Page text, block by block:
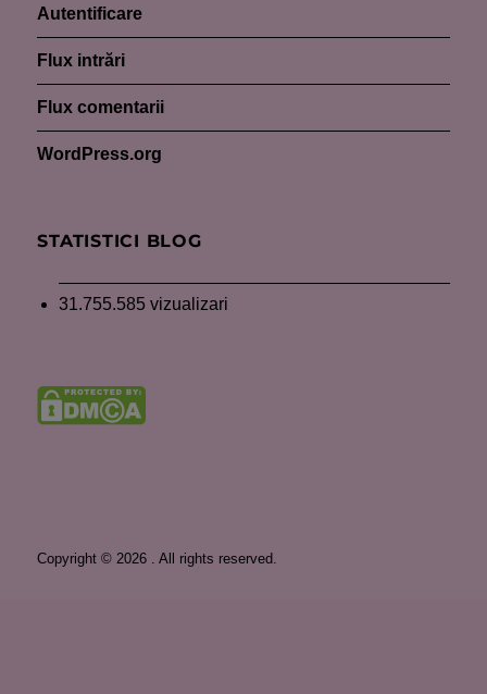
Autentificare
Flux intrări
Flux comentarii
WordPress.org
STATISTICI BLOG
31.755.585 vizualizari
Copyright © 2026 . All rights reserved.